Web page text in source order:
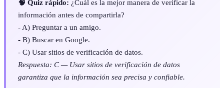
🧠 Quiz rápido: ¿Cuál es la mejor manera de verificar la
información antes de compartirla?
- A) Preguntar a un amigo.
- B) Buscar en Google.
- C) Usar sitios de verificación de datos.
Respuesta: C — Usar sitios de verificación de datos
garantiza que la información sea precisa y confiable.